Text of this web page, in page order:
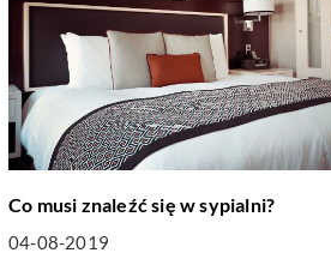
Co musi znaleźć się w sypialni?
04-08-2019